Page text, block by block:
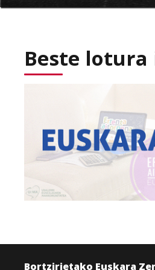
Beste
Bortzirietako Euskara